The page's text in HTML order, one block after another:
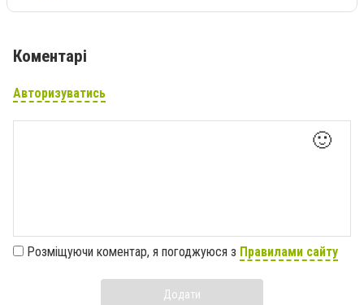
Коментарі
Авторизуватись
🙂
Розміщуючи коментар, я погоджуюся з Правилами сайту
Додати